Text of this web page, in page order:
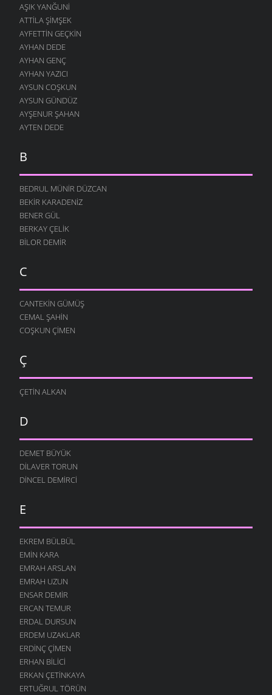
AŞIK YANĞUNI
ATTILA ŞIMŞEK
AYFETTIN GEÇKIN
AYHAN DEDE
AYHAN GENÇ
AYHAN YAZICI
AYSUN COŞKUN
AYSUN GÜNDÜZ
AYŞENUR ŞAHAN
AYTEN DEDE
B
BEDRUL MÜNIR DÜZCAN
BEKIR KARADENIZ
BENER GÜL
BERKAY ÇELIK
BILOR DEMIR
C
CANTEKIN GÜMÜŞ
CEMAL ŞAHIN
COŞKUN ÇIMEN
Ç
ÇETIN ALKAN
D
DEMET BÜYÜK
DILAVER TORUN
DINCEL DEMIRCI
E
EKREM BÜLBÜL
EMIN KARA
EMRAH ARSLAN
EMRAH UZUN
ENSAR DEMIR
ERCAN TEMUR
ERDAL DURSUN
ERDEM UZAKLAR
ERDINÇ ÇIMEN
ERHAN BILICI
ERKAN ÇETINKAYA
ERTUĞRUL TÖRÜN